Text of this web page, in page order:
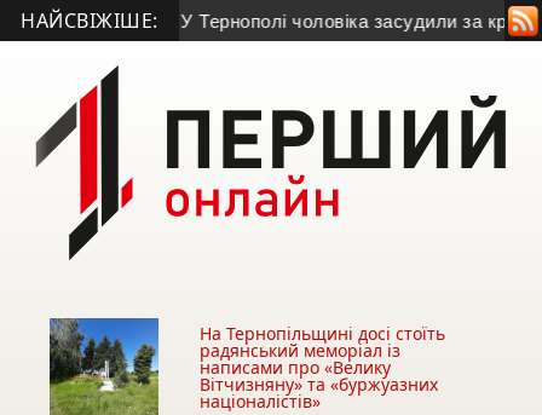
НАЙСВІЖІШЕ:
9 млн грн • У Тернополі чоловіка засудили за крадіжку газу
На Тернопільщині досі стоїть
радянський меморіал із
написами про «Велику
Вітчизняну» та «буржуазних
націоналістів»